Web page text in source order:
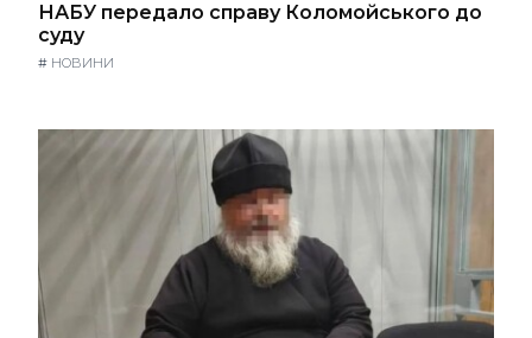
НАБУ передало справу Коломойського до
суду
# НОВИНИ